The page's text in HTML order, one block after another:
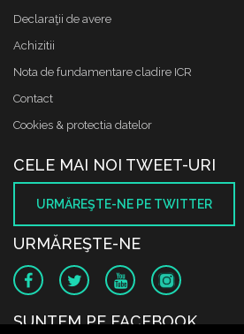
Declaraţii de avere
Achizitii
Nota de fundamentare cladire ICR
Contact
Cookies & protectia datelor
CELE MAI NOI TWEET-URI
URMĂREŞTE-NE PE TWITTER
URMĂREŞTE-NE
SUNTEM PE FACEBOOK